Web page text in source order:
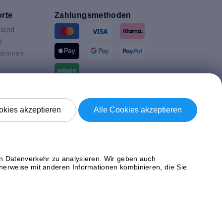
Zahlungsmethoden
Versand mit
akzeptieren
Alle Cookies akzeptieren
Datenverkehr zu analysieren. Wir geben auch
mit anderen Informationen kombinieren, die Sie